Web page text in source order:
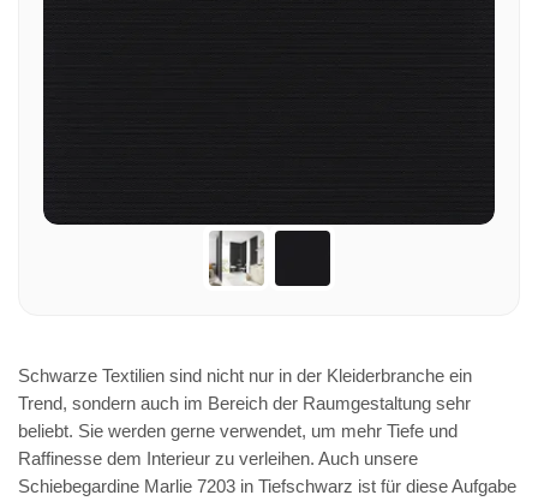
Schwarze Textilien sind nicht nur in der Kleiderbranche ein
Trend, sondern auch im Bereich der Raumgestaltung sehr
beliebt. Sie werden gerne verwendet, um mehr Tiefe und
Raffinesse dem Interieur zu verleihen. Auch unsere
Schiebegardine Marlie 7203 in Tiefschwarz ist für diese Aufgabe